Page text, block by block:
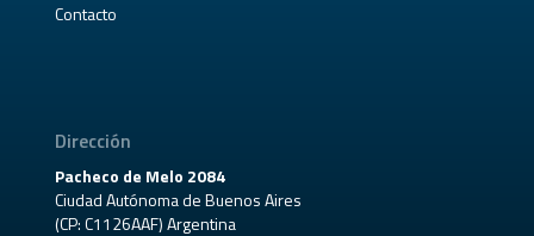
Contacto
Dirección
Pacheco de Melo 2084
Ciudad Autónoma de Buenos Aires
(CP: C1126AAF) Argentina